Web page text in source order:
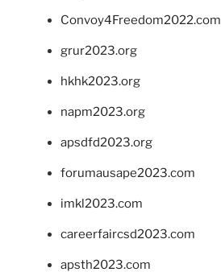
Convoy4Freedom2022.com
grur2023.org
hkhk2023.org
napm2023.org
apsdfd2023.org
forumausape2023.com
imkl2023.com
careerfaircsd2023.com
apsth2023.com